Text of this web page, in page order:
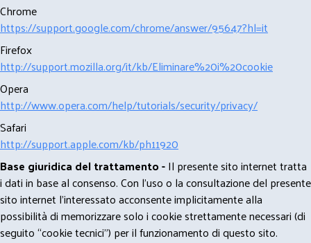
Chrome
https://support.google.com/chrome/answer/95647?hl=it
Firefox
http://support.mozilla.org/it/kb/Eliminare%20i%20cookie
Opera
http://www.opera.com/help/tutorials/security/privacy/
Safari
http://support.apple.com/kb/ph11920
Base giuridica del trattamento -Il presente sito internet tratta
i dati in base al consenso. Con l'uso o la consultazione del presente
sito internet l’interessato acconsente implicitamente alla
possibilità di memorizzare solo i cookie strettamente necessari (di
seguito “cookie tecnici”) per il funzionamento di questo sito.